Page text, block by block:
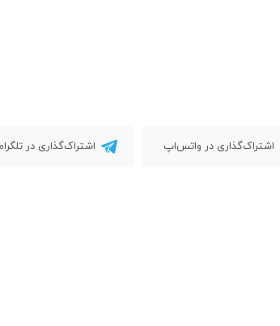
اشتراک‌گذاری در واتس‌اپ اشتراک‌گذاری در